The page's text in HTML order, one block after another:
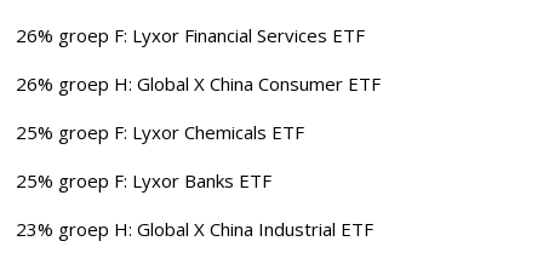
26% groep F: Lyxor Financial Services ETF
26% groep H: Global X China Consumer ETF
25% groep F: Lyxor Chemicals ETF
25% groep F: Lyxor Banks ETF
23% groep H: Global X China Industrial ETF